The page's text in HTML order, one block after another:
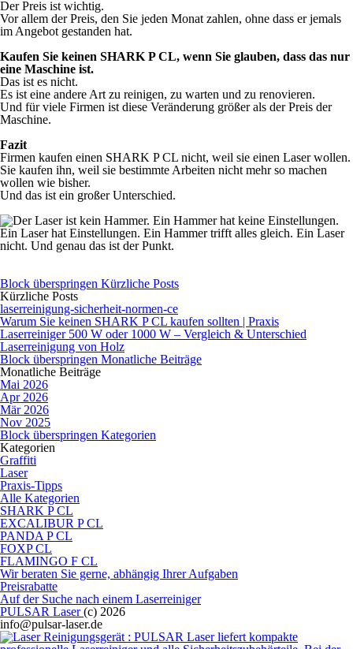
Der Preis ist wichtig.
Vor allem der Preis, den Sie jeden Monat zahlen, ohne dass er jemals
im Angebot gestanden hat.
Kaufen Sie keinen SHARK P CL, wenn Sie glauben, dass das nur
eine Maschine ist.
Das ist es nicht.
Es ist eine andere Art zu reinigen, zu warten und zu renovieren.
Und für viele Firmen ist diese Veränderung größer als der Preis der
Maschine.
Fazit
Firmen kaufen einen SHARK P CL nicht, weil sie einen Laser wollen.
Sie kaufen ihn, weil sie bestimmte Arbeiten nicht mehr so machen
wollen wie bisher.
Und das ist ein großer Unterschied.
Block überspringen Kürzliche Posts
Kürzliche Posts
laserreinigung-sicherheit-normen-ce
Warum Sie keinen SHARK P CL kaufen sollten | Praxis
Laserreiniger 500 W oder 1000 W – Vergleich & Unterschied
Laserreinigung von Holz
Block überspringen Monatliche Beiträge
Monatliche Beiträge
Mai 2026
Apr 2026
Mär 2026
Nov 2025
Block überspringen Kategorien
Kategorien
Graffiti
Laser
Praxis-Tipps
Alle Kategorien
SHARK P CL
EXCALIBUR P CL
PANDA P CL
FOXP CL
FLAMINGO F CL
Wir beraten Sie gerne, abhängig Ihrer Aufgaben
Preisrabatte
Auf der Suche nach einem Laserreiniger
PULSAR Laser(c) 2026
info@pulsar-laser.de